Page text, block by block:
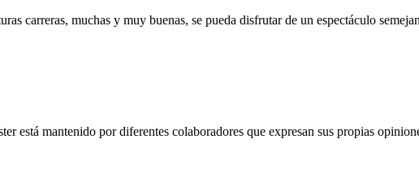
carreras, muchas y muy buenas, se pueda disfrutar de un espectáculo
está mantenido por diferentes colaboradores que expresan sus propias